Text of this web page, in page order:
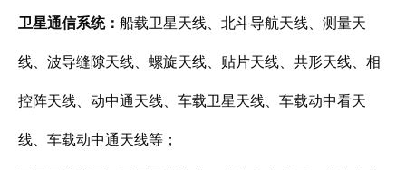
卫星通信系统： 船载卫星天线、北斗导航天线、测量天
线、波导缝隙天线、螺旋天线、贴片天线、共形天线、相
控阵天线、动中通天线、车载卫星天线、车载动中看天
线、车载动中通天线等；